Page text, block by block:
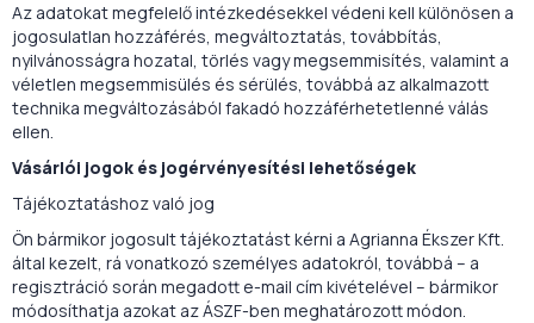
Az adatokat megfelelő intézkedésekkel védeni kell különösen a
jogosulatlan hozzáférés, megváltoztatás, továbbítás,
nyilvánosságra hozatal, törlés vagy megsemmisítés, valamint a
véletlen megsemmisülés és sérülés, továbbá az alkalmazott
technika megváltozásából fakadó hozzáférhetetlenné válás
ellen.
Vásárlói jogok és jogérvényesítési lehetőségek
Tájékoztatáshoz való jog
Ön bármikor jogosult tájékoztatást kérni a Agrianna Ékszer Kft.
által kezelt, rá vonatkozó személyes adatokról, továbbá – a
regisztráció során megadott e-mail cím kivételével – bármikor
módosíthatja azokat az ÁSZF-ben meghatározott módon.